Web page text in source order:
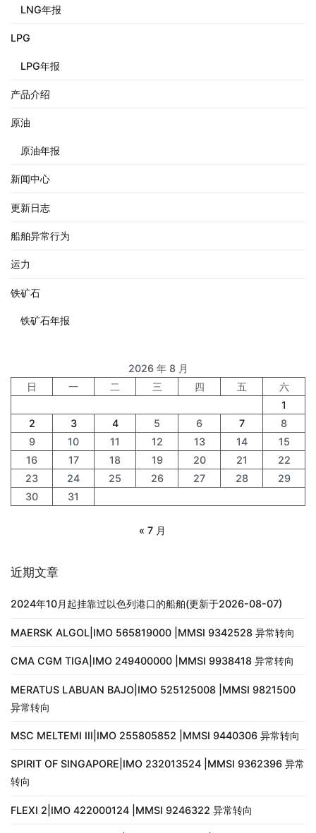
LNG年报
LPG
LPG年报
产品介绍
原油
原油年报
新闻中心
更新日志
船舶异常行为
运力
铁矿石
铁矿石年报
2026 年 8 月
日
一 二 三 四 五
六
1
2
3 4 5 6 7
8
9
10 11 12 13 14
15
16
17 18 19 20 21
22
23
24 25 26 27 28
29
30
31
« 7 月
近期文章
2024年10月起挂靠过以色列港口的船舶(更新于2026-08-07)
MAERSK ALGOL|IMO 565819000 |MMSI 9342528 异常转向
CMA CGM TIGA|IMO 249400000 |MMSI 9938418 异常转向
MERATUS LABUAN BAJO|IMO 525125008 |MMSI 9821500
异常转向
MSC MELTEMI III|IMO 255805852 |MMSI 9440306 异常转向
SPIRIT OF SINGAPORE|IMO 232013524 |MMSI 9362396 异常
转向
FLEXI 2|IMO 422000124 |MMSI 9246322 异常转向